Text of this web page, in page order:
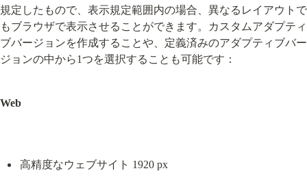
規定したもので、表示規定範囲内の場合、異なるレイアウトで
もブラウザで表示させることができます。カスタムアダプティ
ブバージョンを作成することや、定義済みのアダプティブバー
ジョンの中から1つを選択することも可能です：
Web
高精度なウェブサイト 1920 px